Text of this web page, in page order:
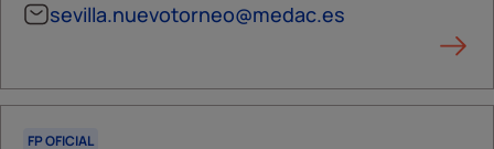
sevilla.nuevotorneo@medac.es
FP OFICIAL